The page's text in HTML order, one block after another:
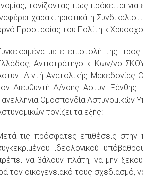
τονίζοντας πως πρόκειται
χαρακτηριστικά η
Προστασίας του Πολίτη
με ε επιστολή της
Αντιστράτηγο κ. Κων/νο
Δ.ντή Ανατολικής Μακεδονίας
Διευθυντή Δ/νσης Αστυν. Ξάνθης
Ομοσπονδία Αστυνομικών
τονίζει τα εξής:
τις πρόσφατες επιθέσεις
ιδεολογικού
να βάλουν πλάτη, να μην
τον οικογενειακό τους σχεδιασμό,